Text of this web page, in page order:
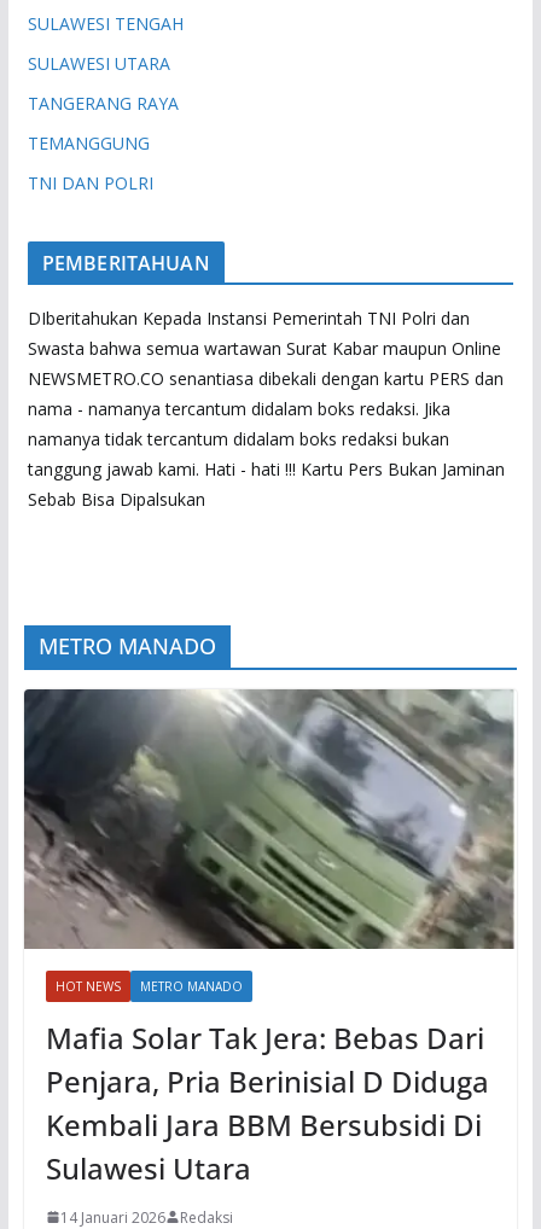
SULAWESI TENGAH
SULAWESI UTARA
TANGERANG RAYA
TEMANGGUNG
TNI DAN POLRI
PEMBERITAHUAN
DIberitahukan Kepada Instansi Pemerintah TNI Polri dan
Swasta bahwa semua wartawan Surat Kabar maupun Online
NEWSMETRO.CO senantiasa dibekali dengan kartu PERS dan
nama - namanya tercantum didalam boks redaksi. Jika
namanya tidak tercantum didalam boks redaksi bukan
tanggung jawab kami. Hati - hati !!! Kartu Pers Bukan Jaminan
Sebab Bisa Dipalsukan
METRO MANADO
HOT NEWS METRO MANADO
Mafia Solar Tak Jera: Bebas Dari
Penjara, Pria Berinisial D Diduga
Kembali Jara BBM Bersubsidi Di
Sulawesi Utara
14 Januari 2026 Redaksi